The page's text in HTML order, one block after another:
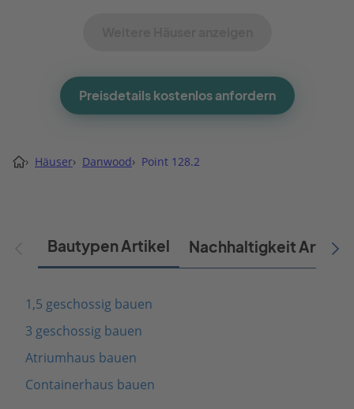
Preisdetails kostenlos anfordern
› Häuser› Danwood› Point 128.2
Bautypen Artikel Nachhaltigkeit Artikel
1,5 geschossig bauen
3 geschossig bauen
Atriumhaus bauen
Containerhaus bauen